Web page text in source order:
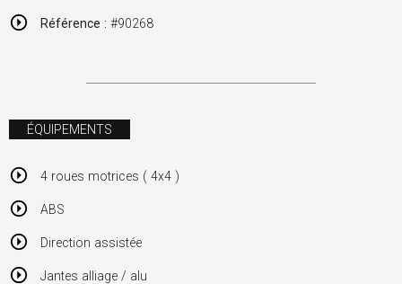
Référence : #90268
ÉQUIPEMENTS
4 roues motrices ( 4x4 )
ABS
Direction assistée
Jantes alliage / alu